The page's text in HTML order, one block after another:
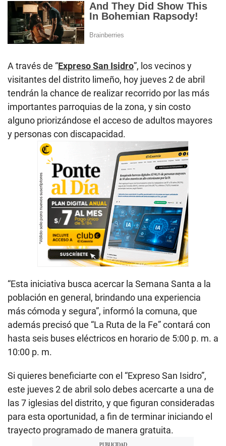
A través de “Expreso San Isidro”, los vecinos y
visitantes del distrito limeño, hoy jueves 2 de abril
tendrán la chance de realizar recorrido por las más
importantes parroquias de la zona, y sin costo
alguno priorizándose el acceso de adultos mayores
y personas con discapacidad.
“Esta iniciativa busca acercar la Semana Santa a la
población en general, brindando una experiencia
más cómoda y segura”, informó la comuna, que
además precisó que “La Ruta de la Fe” contará con
hasta seis buses eléctricos en horario de 5:00 p. m. a
10:00 p. m.
Si quieres beneficiarte con el “Expreso San Isidro”,
este jueves 2 de abril solo debes acercarte a una de
las 7 iglesias del distrito, y que figuran consideradas
para esta oportunidad, a fin de terminar iniciando el
trayecto programado de manera gratuita.